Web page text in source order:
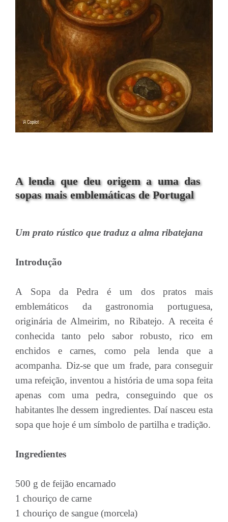
A lenda que deu origem a uma das
sopas mais emblemáticas de Portugal
Um prato rústico que traduz a alma ribatejana
Introdução
A Sopa da Pedra é um dos pratos mais
emblemáticos da gastronomia portuguesa,
originária de Almeirim, no Ribatejo. A receita é
conhecida tanto pelo sabor robusto, rico em
enchidos e carnes, como pela lenda que a
acompanha. Diz-se que um frade, para conseguir
uma refeição, inventou a história de uma sopa feita
apenas com uma pedra, conseguindo que os
habitantes lhe dessem ingredientes. Daí nasceu esta
sopa que hoje é um símbolo de partilha e tradição.
Ingredientes
500 g de feijão encarnado
1 chouriço de carne
1 chouriço de sangue (morcela)